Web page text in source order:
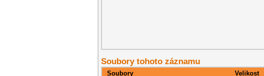
Soubory tohoto záznamu
Soubory Velikost